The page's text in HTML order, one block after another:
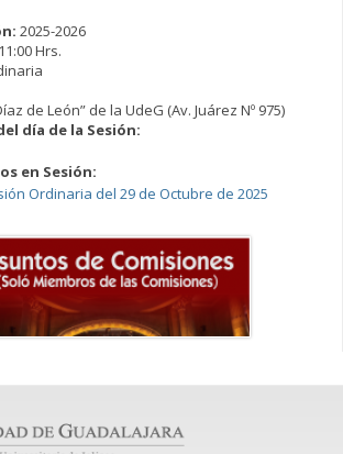
2025-2026
11:00 Hrs.
de León” de la UdeG (Av. Juárez Nº 975)
día de la Sesión:
en Sesión:
Ordinaria del 29 de Octubre de 2025